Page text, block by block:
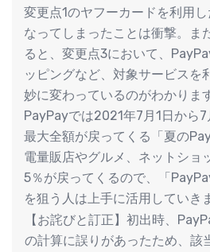
変更点1のヤフーカードを利用
なってしまったことは衝撃。ま
ると、変更点3において、
ッピングなど、対象サービスを
妙に変わっているのがわかりま
PayPayでは2021年7月1日から
最大全額が戻ってくる「夏の
電量販店やグルメ、ネットショ
5％が戻ってくるので、「
を狙う人は上手に活用していき
【お詫びと訂正】初出時、
の計算に誤りがあったため、該